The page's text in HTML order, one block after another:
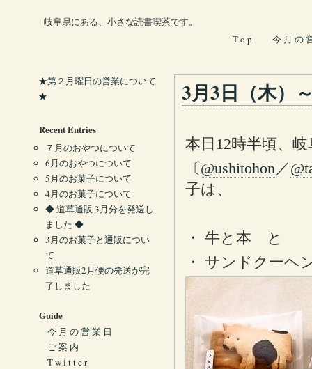
岐阜県にある、小さな読書喫茶です。
T o p
今 月 の
3月3日（木）
本日12時半頃、
〔@ushitohon／
子は、
・ 牛と本 と
・ サンドクー
★第２月曜日の営業について
★
Recent Entries
７月のおやつについて
6月のおやつについて
5月のお菓子について
4月のお菓子について
◆ 道草通販 3月分を発送し
ました ◆
3月のお菓子と通販につい
て
道草通販2月便の発送が完
了しました
Guide
今 月 の 営 業 日
ご 案 内
T w i t t e r